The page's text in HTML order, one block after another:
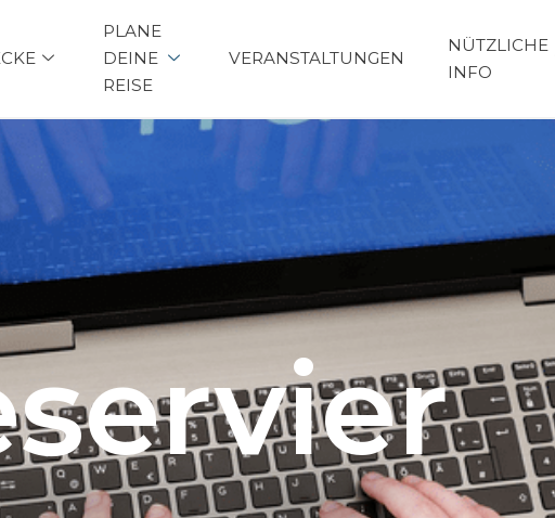
PLANE
DEINE
REISE
VERANSTALTUNGEN
NÜTZLICHE
INFO